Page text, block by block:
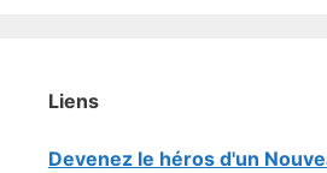
Liens
Devenez le héros d'un